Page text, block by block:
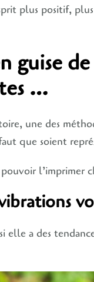
plus positif,
guise
…
une des
que soient
l’imprimer
a des